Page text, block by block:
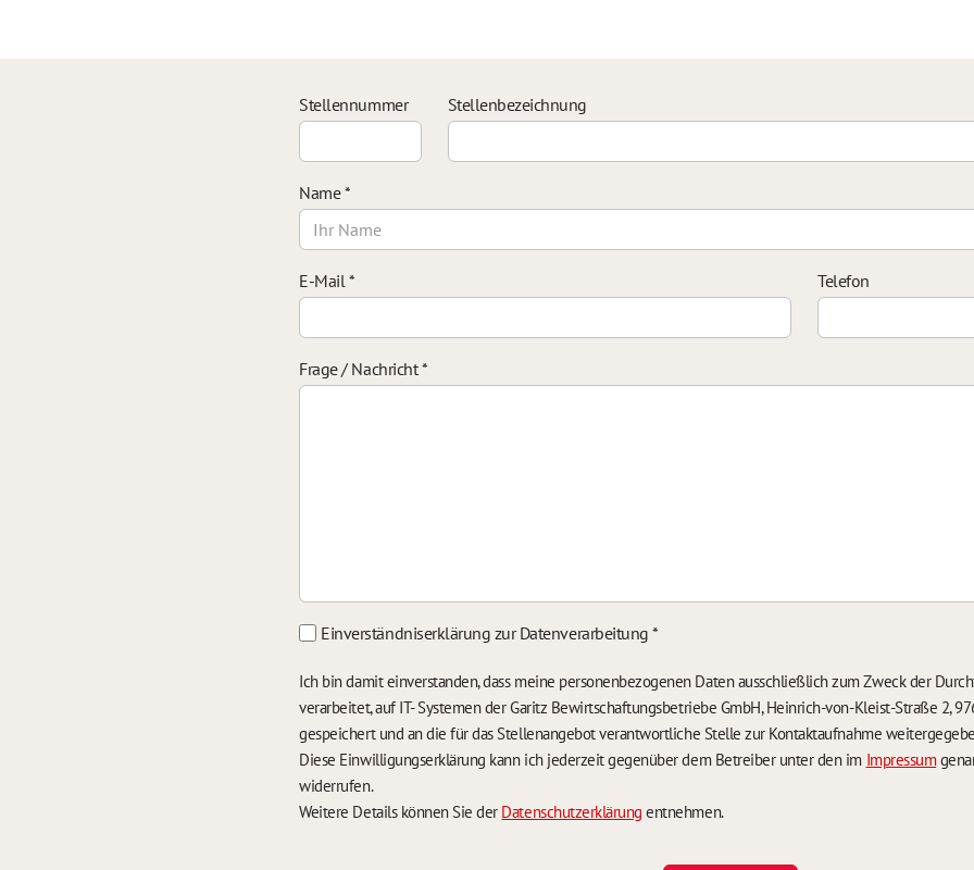
Stellennummer Stellenbezeichnung
Name*
E-Mail* Telefon
Frage / Nachricht*
Einverständniserklärung zur Datenverarbeitung*
Ich bin damit einverstanden, dass meine personenbezogenen Daten ausschließlich zum Zweck der
verarbeitet, auf IT- Systemen der Garitz Bewirtschaftungsbetriebe GmbH, Heinrich-von-Kleist-Straße 2,
gespeichert und an die für das Stellenangebot verantwortliche Stelle zur Kontaktaufnahme
Diese Einwilligungserklärung kann ich jederzeit gegenüber dem Betreiber unter den im Impressum
widerrufen.
Weitere Details können Sie der Datenschutzerklärung entnehmen.